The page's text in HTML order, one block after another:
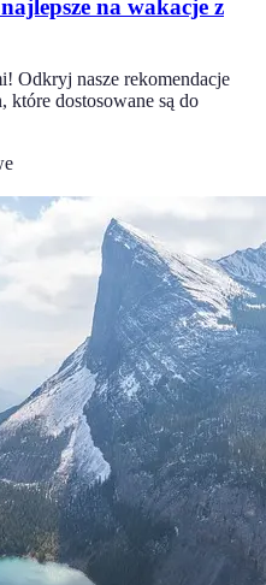
na wakacje z
Odkryj nasze rekomendacje
dostosowane są do